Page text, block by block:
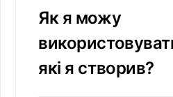
Як я можу
які я створив?